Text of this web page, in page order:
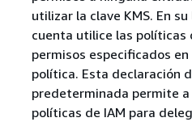
utilizar la clave KMS. En
cuenta utilice las políticas
permisos especificados
política. Esta declaración
predeterminada permite
políticas de IAM para